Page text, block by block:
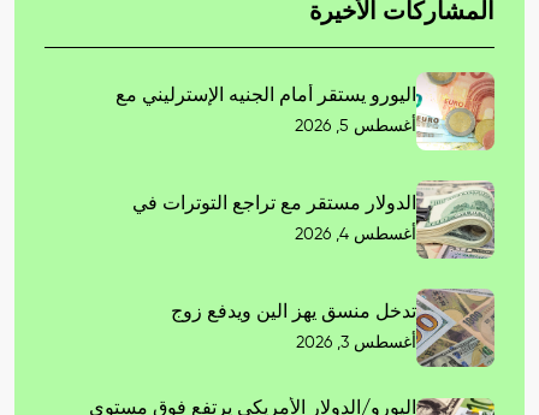
المشاركات الأخيرة
اليورو يستقر أمام الجنيه الإسترليني مع
أغسطس 5, 2026
الدولار مستقر مع تراجع التوترات في
أغسطس 4, 2026
تدخل منسق يهز الين ويدفع زوج
أغسطس 3, 2026
اليورو/الدولار الأمريكي يرتفع فوق مستوى